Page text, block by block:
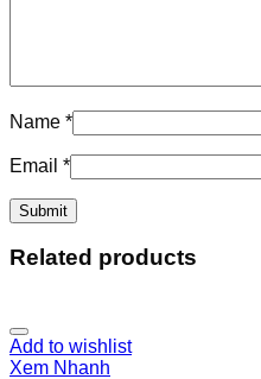
Name *
Email *
Related products
Add to wishlist
Xem Nhanh